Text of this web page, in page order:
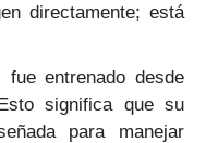
directamente; está
entrenado desde
significa que su
para manejar